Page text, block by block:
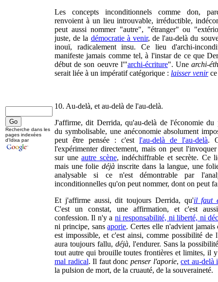
Les concepts inconditionnels comme don,
renvoient à un lieu introuvable, irréductible,
peut aussi nommer "autre", "étranger" ou
juste, de la démocratie à venir, de l'au-delà du
inouï, radicalement insu. Ce lieu d'archi-
manifeste jamais comme tel, à l'instar de ce que
début de son oeuvre l'"archi-écriture". Unearchi-
serait liée à un impératif catégorique : laisser venirce
10. Au-delà, et au-delà de l'au-delà.
J'affirme, dit Derrida, qu'au-delà de l'économie du
du symbolisable, une anéconomie absolument
peut être pensée : c'est l'au-delà de l'au-delà.
l'expérimenter directement, mais on peut
sur uneautre scène, indéchiffrable et secrète. Ce
mais une folie déjàinscrite dans la langue, une
analysable si ce n'est démontrable par
inconditionnelles qu'on peut nommer, dont on peut
Et j'affirme aussi, dit toujours Derrida, qu'il faut
C'est un constat, une affirmation, et c'est
confession. Il n'y a ni responsabilité, ni liberté, ni
ni principe, sansaporie. Certes elle n'advient jamais
est impossible, et c'est ainsi, comme possibilité de
aura toujours fallu, déjà, l'endurer. Sans la
tout autre qui brouille toutes frontières et limites, il
mal radical. Il faut doncpenser l'aporie,cet au-delà
la pulsion de mort, de la cruauté, de la souveraineté.
Recherche dans les
pages indexées
d'Idixa par